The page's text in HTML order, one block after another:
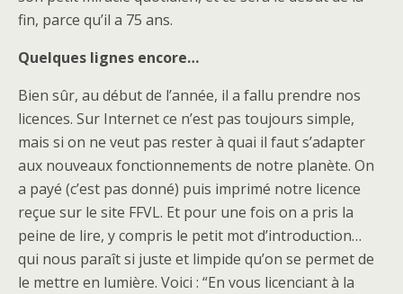
fin, parce qu’il a 75 ans.
Quelques lignes encore…
Bien sûr, au début de l’année, il a fallu prendre nos
licences. Sur Internet ce n’est pas toujours simple,
mais si on ne veut pas rester à quai il faut s’adapter
aux nouveaux fonctionnements de notre planète. On
a payé (c’est pas donné) puis imprimé notre licence
reçue sur le site FFVL. Et pour une fois on a pris la
peine de lire, y compris le petit mot d’introduction…
qui nous paraît si juste et limpide qu’on se permet de
le mettre en lumière. Voici : “En vous licenciant à la